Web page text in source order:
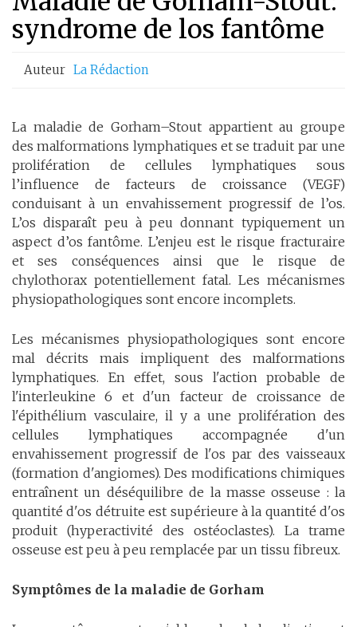
syndrome de los fantôme
Auteur La Rédaction
La maladie de Gorham–Stout appartient au groupe
des malformations lymphatiques et se traduit par une
prolifération de cellules lymphatiques sous
l’influence de facteurs de croissance (VEGF)
conduisant à un envahissement progressif de l’os.
L’os disparaît peu à peu donnant typiquement un
aspect d’os fantôme. L’enjeu est le risque fracturaire
et ses conséquences ainsi que le risque de
chylothorax potentiellement fatal. Les mécanismes
physiopathologiques sont encore incomplets.
Les mécanismes physiopathologiques sont encore
mal décrits mais impliquent des malformations
lymphatiques. En effet, sous l'action probable de
l'interleukine 6 et d'un facteur de croissance de
l'épithélium vasculaire, il y a une prolifération des
cellules lymphatiques accompagnée d'un
envahissement progressif de l'os par des vaisseaux
(formation d'angiomes). Des modifications chimiques
entraînent un déséquilibre de la masse osseuse : la
quantité d'os détruite est supérieure à la quantité d'os
produit (hyperactivité des ostéoclastes). La trame
osseuse est peu à peu remplacée par un tissu fibreux.
Symptômes de la maladie de Gorham